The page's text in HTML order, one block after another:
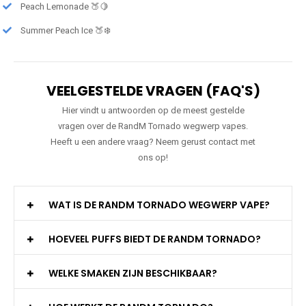
Peach Lemonade 🍑🍋
Summer Peach Ice 🍑❄️
VEELGESTELDE VRAGEN (FAQ'S)
Hier vindt u antwoorden op de meest gestelde
vragen over de RandM Tornado wegwerp vapes.
Heeft u een andere vraag? Neem gerust contact met
ons op!
WAT IS DE RANDM TORNADO WEGWERP VAPE?
HOEVEEL PUFFS BIEDT DE RANDM TORNADO?
WELKE SMAKEN ZIJN BESCHIKBAAR?